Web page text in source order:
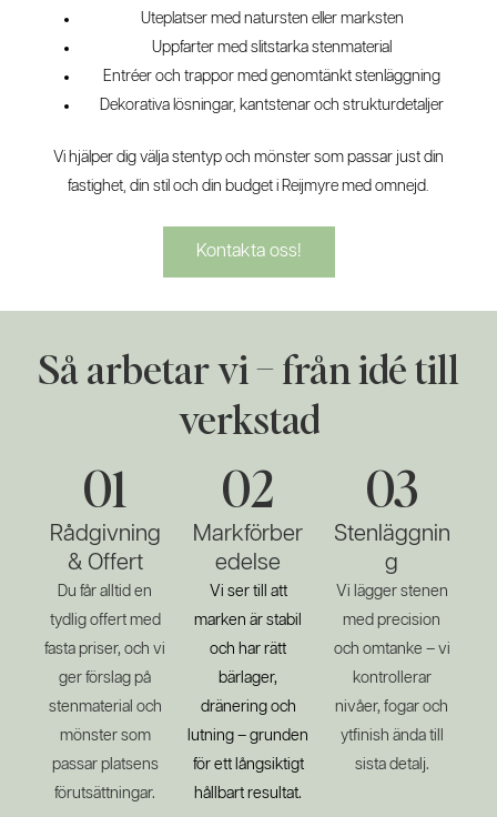
Uteplatser med natursten eller marksten
Uppfarter med slitstarka stenmaterial
Entréer och trappor med genomtänkt stenläggning
Dekorativa lösningar, kantstenar och strukturdetaljer
Vi hjälper dig välja stentyp och mönster som passar just din
fastighet, din stil och din budget i Reijmyre med omnejd.
Kontakta oss!
Så arbetar vi – från idé till
verkstad
01
Rådgivning
& Offert
Du får alltid en
tydlig offert med
fasta priser, och vi
ger förslag på
stenmaterial och
mönster som
passar platsens
förutsättningar.
02
Markförber
edelse
Vi ser till att
marken är stabil
och har rätt
bärlager,
dränering och
lutning – grunden
för ett långsiktigt
hållbart resultat.
03
Stenläggnin
g
Vi lägger stenen
med precision
och omtanke – vi
kontrollerar
nivåer, fogar och
ytfinish ända till
sista detalj.